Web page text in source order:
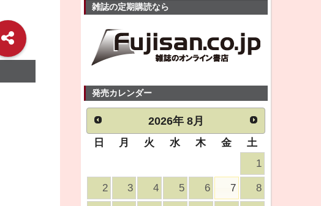
雑誌の定期購読なら
発売カレンダー
2026年 8月
日 月 火 水 木 金
土
1
2 3 4 5 6 7 8